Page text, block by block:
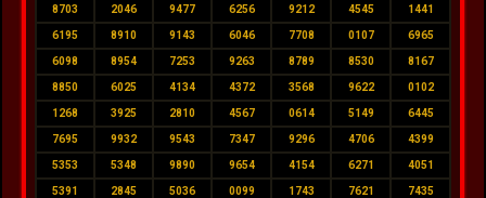
8703 2046 9477 6256 9212 4545 1441
6195 8910 9143 6046 7708 0107 6965
6098 8954 7253 9263 8789 8530 8167
8850 6025 4134 4372 3568 9622 0102
1268 3925 2810 4567 0614 5149 6445
7695 9932 9543 7347 9296 4706 4399
5353 5348 9890 9654 4154 6271 4051
5391 2845 5036 0099 1743 7621 7435